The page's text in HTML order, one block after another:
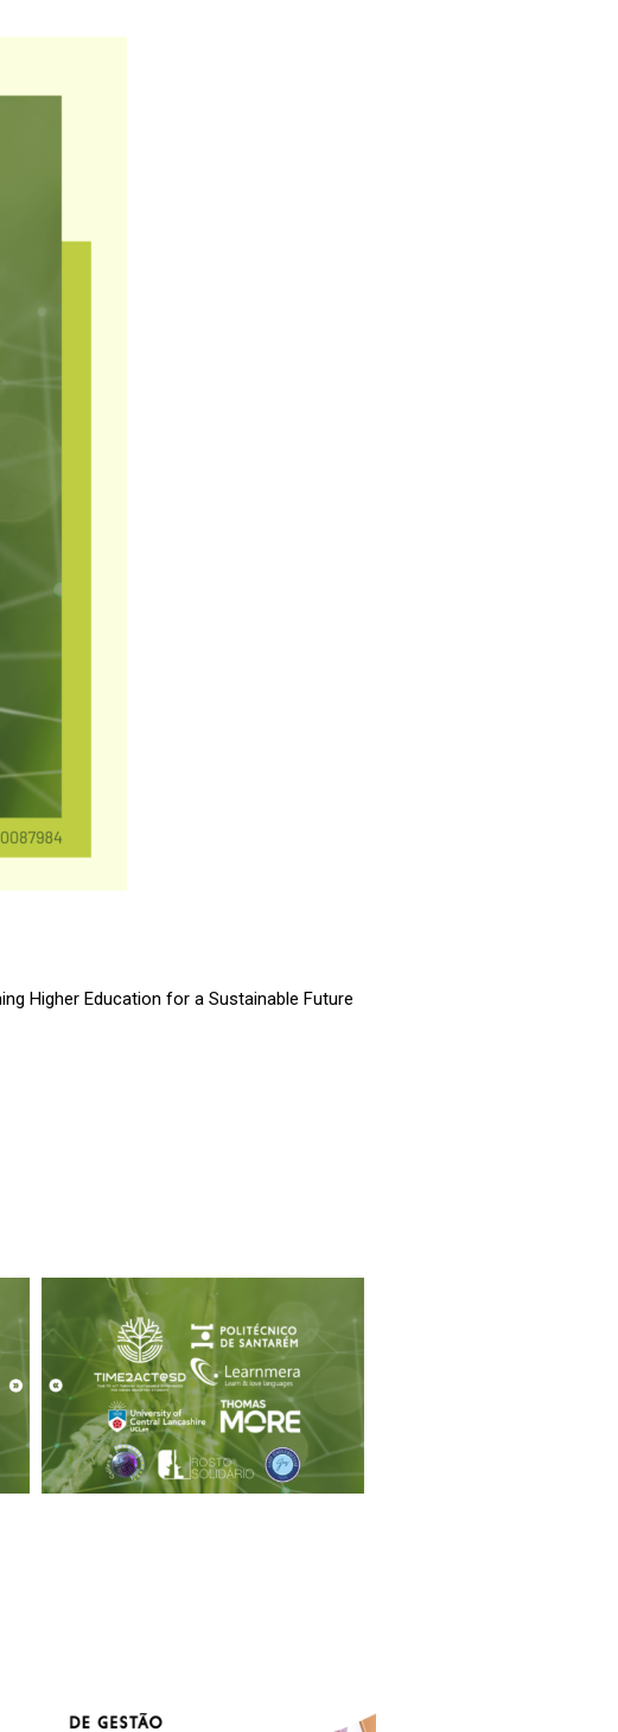
Higher Education for a Sustainable Future